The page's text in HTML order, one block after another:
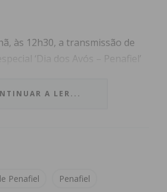
às 12h30, a transmissão de
‘Dia dos Avós – Penafiel’
penafidelense.
na Vodafone e 17 na NOWO
A LER...
Penafiel Penafiel